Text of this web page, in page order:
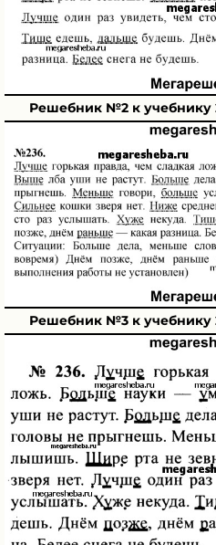
Решебник №2 к учебнику
Решебник №3 к учебнику